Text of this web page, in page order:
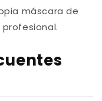
máscara de